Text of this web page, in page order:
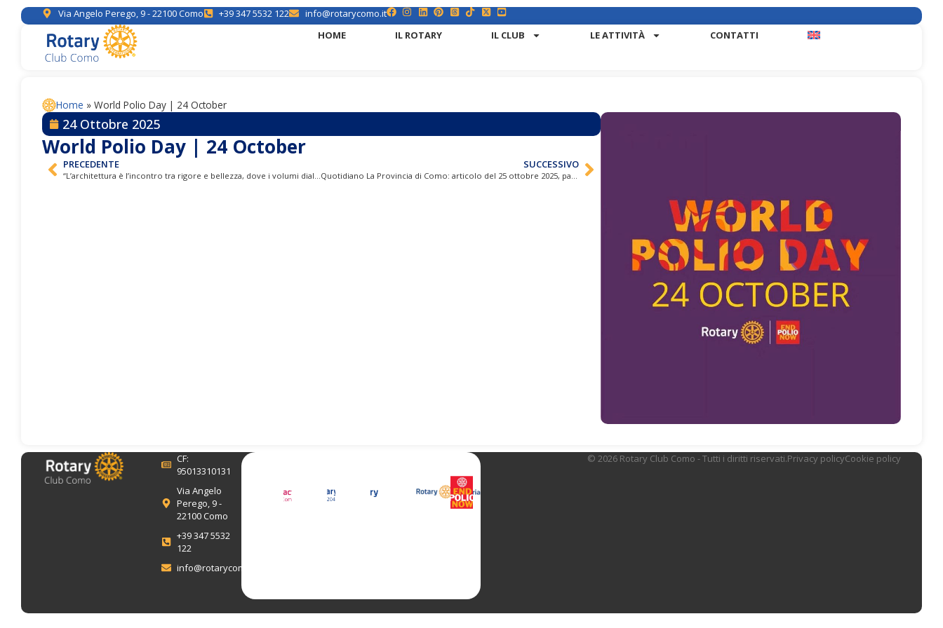
Via Angelo Perego, 9 - 22100 Como +39 347 5532 122
info@rotarycomo.it
HOME
IL ROTARY IL CLUB LE ATTIVITÀ CONTATTI
Home » World Polio Day | 24 October
24 Ottobre 2025
World Polio Day | 24 October
PRECEDENTE
“L’architettura è l’incontro tra rigore e bellezza, dove i volumi dialogano con la luce…”
SUCCESSIVO
Quotidiano La Provincia di Como: articolo del 25 ottobre 2025, pagina 20.
CF:
95013310131
Via Angelo
Perego, 9 -
22100 Como
+39 347 5532
122
info@rotarycomo.it
Privacy policyCookie policy
© 2026 Rotary Club Como - Tutti i diritti riservati.